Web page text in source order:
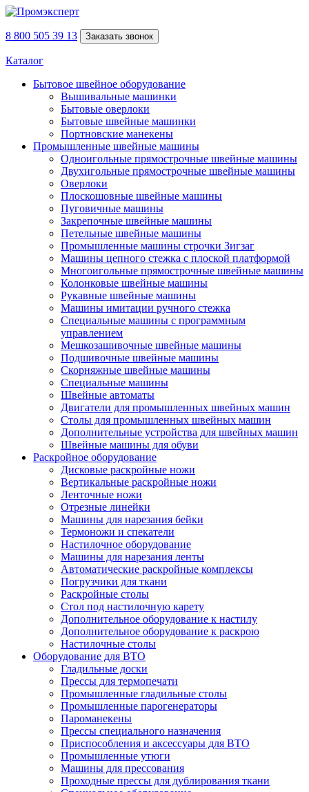
8 800 505 39 13 Заказать звонок
Каталог
Бытовое швейное оборудование
Вышивальные машинки
Бытовые оверлоки
Бытовые швейные машинки
Портновские манекены
Промышленные швейные машины
Одноигольные прямострочные швейные машины
Двухигольные прямострочные швейные машины
Оверлоки
Плоскошовные швейные машины
Пуговичные машины
Закрепочные швейные машины
Петельные швейные машины
Промышленные машины строчки Зигзаг
Машины цепного стежка с плоской платформой
Многоигольные прямострочные швейные машины
Колонковые швейные машины
Рукавные швейные машины
Машины имитации ручного стежка
Специальные машины с программным
управлением
Мешкозашивочные швейные машины
Подшивочные швейные машины
Скорняжные швейные машины
Специальные машины
Швейные автоматы
Двигатели для промышленных швейных машин
Столы для промышленных швейных машин
Дополнительные устройства для швейных машин
Швейные машины для обуви
Раскройное оборудование
Дисковые раскройные ножи
Вертикальные раскройные ножи
Ленточные ножи
Отрезные линейки
Машины для нарезания бейки
Термоножи и спекатели
Настилочное оборудование
Машины для нарезания ленты
Автоматические раскройные комплексы
Погрузчики для ткани
Раскройные столы
Стол под настилочную карету
Дополнительное оборудование к настилу
Дополнительное оборудование к раскрою
Настилочные столы
Оборудование для ВТО
Гладильные доски
Прессы для термопечати
Промышленные гладильные столы
Промышленные парогенераторы
Пароманекены
Прессы специального назначения
Приспособления и аксессуары для ВТО
Промышленные утюги
Машины для прессования
Проходные прессы для дублирования ткани